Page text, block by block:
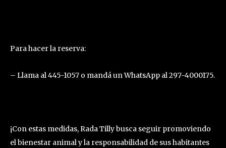
Para hacer la reserva:
– Llama al 445-1057 o mandá un WhatsApp al 297-4000175.
¡Con estas medidas, Rada Tilly busca seguir promoviendo
el bienestar animal y la responsabilidad de sus habitantes